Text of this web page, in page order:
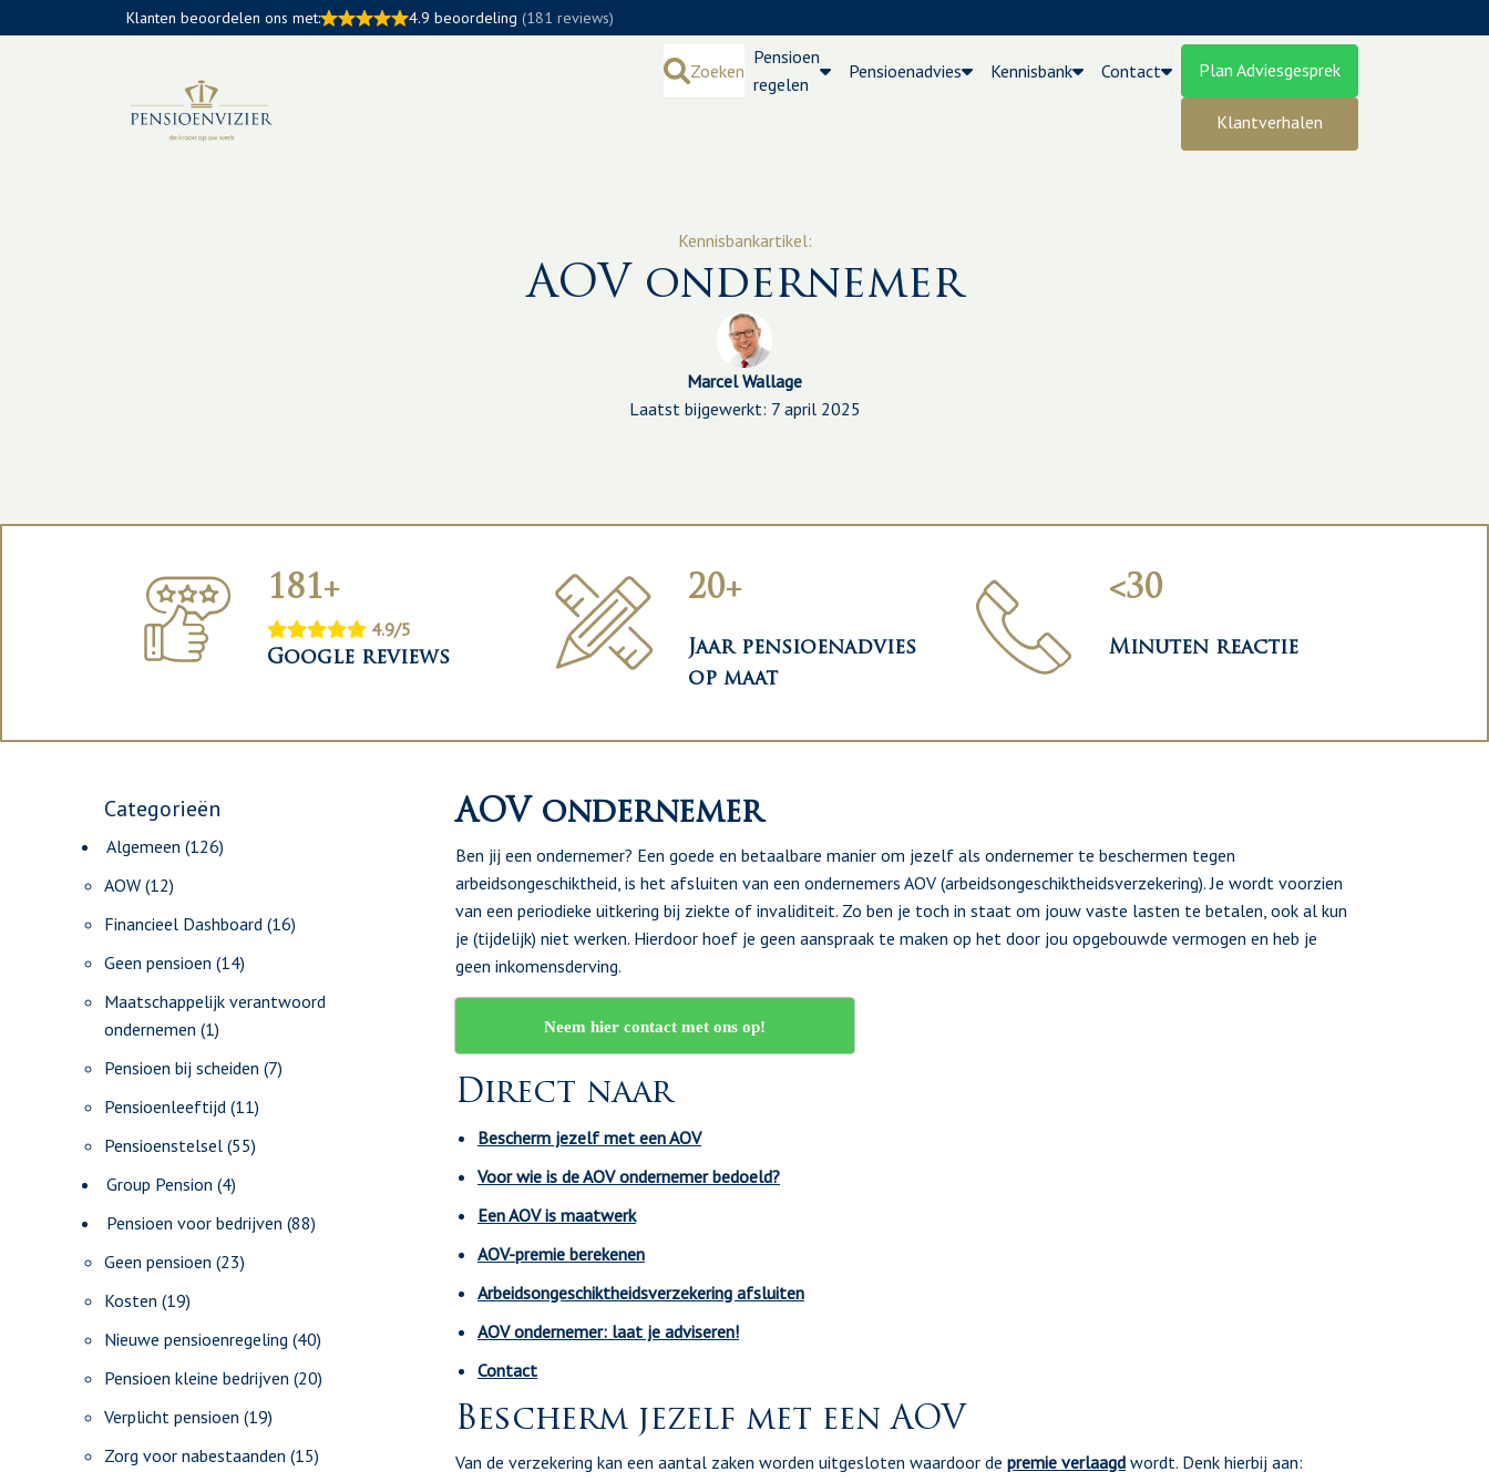
Klanten beoordelen ons met: 4.9 beoordeling (181 reviews)
Zoeken
Pensioen
regelen
Pensioenadvies Kennisbank Contact Plan Adviesgesprek
Klantverhalen
Kennisbankartikel:
AOV ondernemer
Marcel Wallage
Laatst bijgewerkt: 7 april 2025
181+
4.9/5
Google reviews
20+
Jaar pensioenadvies
op maat
<30
Minuten reactie
Categorieën
Algemeen (126)
AOW (12)
Financieel Dashboard (16)
Geen pensioen (14)
Maatschappelijk verantwoord
ondernemen (1)
Pensioen bij scheiden (7)
Pensioenleeftijd (11)
Pensioenstelsel (55)
Group Pension (4)
Pensioen voor bedrijven (88)
Geen pensioen (23)
Kosten (19)
Nieuwe pensioenregeling (40)
Pensioen kleine bedrijven (20)
Verplicht pensioen (19)
Zorg voor nabestaanden (15)
AOV ondernemer
Ben jij een ondernemer? Een goede en betaalbare manier om jezelf als ondernemer te beschermen tegen
arbeidsongeschiktheid, is het afsluiten van een ondernemers AOV (arbeidsongeschiktheidsverzekering). Je wordt voorzien
van een periodieke uitkering bij ziekte of invaliditeit. Zo ben je toch in staat om jouw vaste lasten te betalen, ook al kun
je (tijdelijk) niet werken. Hierdoor hoef je geen aanspraak te maken op het door jou opgebouwde vermogen en heb je
geen inkomensderving.
Neem hier contact met ons op!
Direct naar
Bescherm jezelf met een AOV
Voor wie is de AOV ondernemer bedoeld?
Een AOV is maatwerk
AOV-premie berekenen
Arbeidsongeschiktheidsverzekering afsluiten
AOV ondernemer: laat je adviseren!
Contact
Bescherm jezelf met een AOV
Van de verzekering kan een aantal zaken worden uitgesloten waardoor de premie verlaagd wordt. Denk hierbij aan: